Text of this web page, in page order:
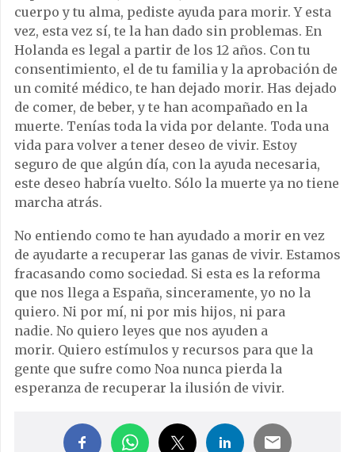
cuerpo y tu alma, pediste ayuda para morir. Y esta
vez, esta vez sí, te la han dado sin problemas. En
Holanda es legal a partir de los 12 años. Con tu
consentimiento, el de tu familia y la aprobación de
un comité médico, te han dejado morir. Has dejado
de comer, de beber, y te han acompañado en la
muerte. Tenías toda la vida por delante. Toda una
vida para volver a tener deseo de vivir. Estoy
seguro de que algún día, con la ayuda necesaria,
este deseo habría vuelto. Sólo la muerte ya no tiene
marcha atrás.
No entiendo como te han ayudado a morir en vez
de ayudarte a recuperar las ganas de vivir. Estamos
fracasando como sociedad. Si esta es la reforma
que nos llega a España, sinceramente, yo no la
quiero. Ni por mí, ni por mis hijos, ni para
nadie. No quiero leyes que nos ayuden a
morir. Quiero estímulos y recursos para que la
gente que sufre como Noa nunca pierda la
esperanza de recuperar la ilusión de vivir.